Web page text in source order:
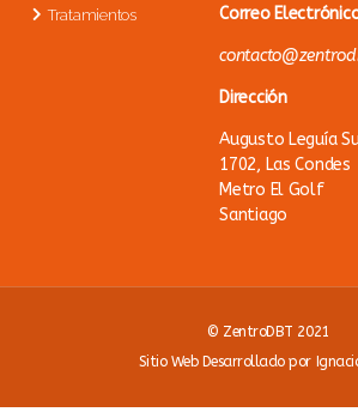
Tratamientos
Correo
contacto@
Dirección
Augusto Leguía
1702, Las Condes
Metro El Golf
Santiago
© ZentroDBT 2021
Sitio Web Desarrollado por